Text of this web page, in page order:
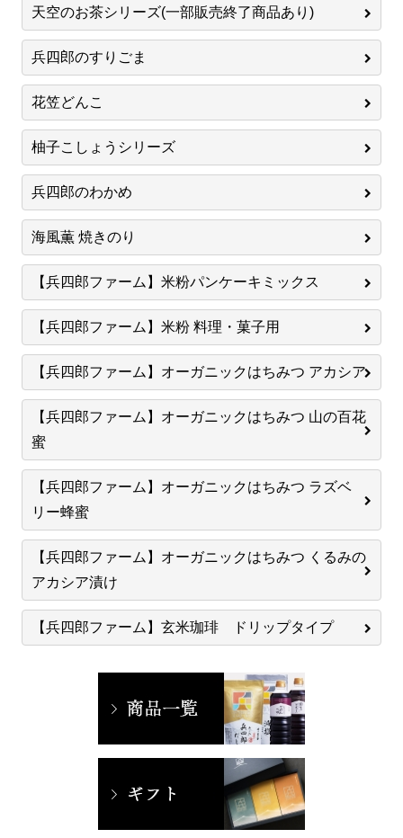
天空のお茶シリーズ(一部販売終了商品あり)
兵四郎のすりごま
花笠どんこ
柚子こしょうシリーズ
兵四郎のわかめ
海風薫 焼きのり
【兵四郎ファーム】米粉パンケーキミックス
【兵四郎ファーム】米粉 料理・菓子用
【兵四郎ファーム】オーガニックはちみつ アカシア
【兵四郎ファーム】オーガニックはちみつ 山の百花
蜜
【兵四郎ファーム】オーガニックはちみつ ラズベ
リー蜂蜜
【兵四郎ファーム】オーガニックはちみつ くるみの
アカシア漬け
【兵四郎ファーム】玄米珈琲 ドリップタイプ